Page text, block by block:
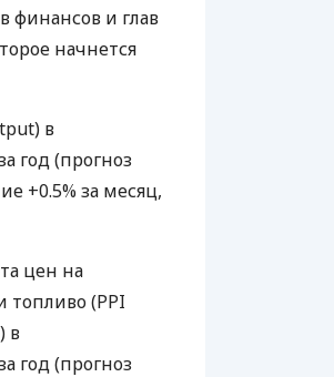
финансов и глав
начнется
в
год (прогноз
+0.5% за месяц,
цен на
топливо (PPI
в
год (прогноз